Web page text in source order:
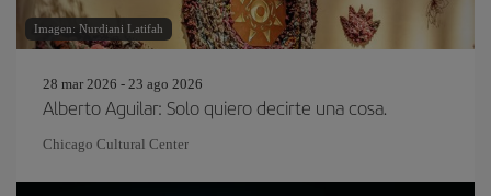
Imagen: Nurdiani Latifah
28 mar 2026 - 23 ago 2026
Alberto Aguilar: Solo quiero decirte una cosa.
Chicago Cultural Center